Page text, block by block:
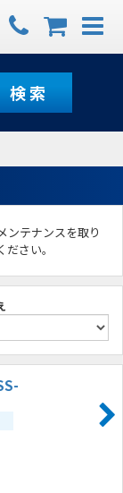
検 索
ンテナンスを取り
さい。